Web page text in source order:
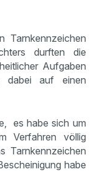
Tarnkennzeichen
durften die
Aufgaben
dabei auf einen
es habe sich um
Verfahren völlig
Tarnkennzeichen
habe